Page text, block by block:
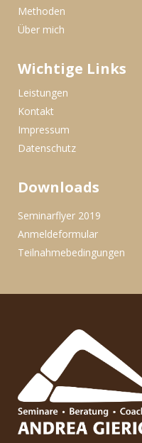
Methoden
Über mich
Wichtige Links
Leistungen
Kontakt
Impressum
Datenschutz
Downloads
Seminarflyer 2019
Anmeldeformular
Teilnahmebedingungen